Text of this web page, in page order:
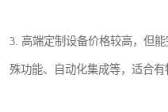
3. 高端定制设备价格较高，但
殊功能、自动化集成等，适合有